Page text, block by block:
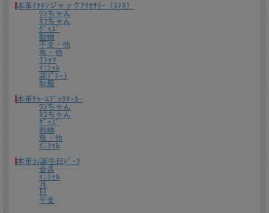
本革ｲﾔﾎﾝジャックｱｸｾｻﾘｰ（ｽﾏﾎ）
ﾜﾝちゃん
ﾈｺちゃん
ｸﾞｯｽﾞ
動物
干支・他
魚・他
Tｼｬﾂ
ｲﾆｼｬﾙ
花ﾌﾟﾚｰﾄ
制服
本革ﾁｬｰﾑﾌﾞｯｸﾏｰｶｰ
ﾜﾝちゃん
ﾈｺちゃん
ｸﾞｯｽﾞ
動物
魚・他
ｲﾆｼｬﾙ
本革お誕生日ﾊﾟｰﾂ
金具
ｲﾆｼｬﾙ
月
日
干支